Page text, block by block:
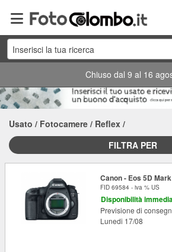
Inserisci la tua ricerca
Chiuso dal 9 al 16
Usato / Fotocamere / Reflex /
FILTRA PER
Canon - Eos 5D
FID 69584 - iva % US
Disponibilità
Previsione di
Lunedi 17/08